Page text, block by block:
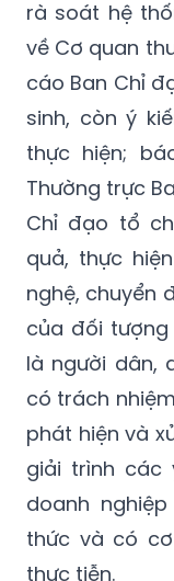
rà soát hệ
về Cơ quan
cáo Ban Chỉ
sinh, còn ý
thực hiện;
Thường trực
Chỉ đạo tổ
quả, thực
nghệ, chuyển
của đối
là người dân,
có trách
phát hiện và
giải trình các
doanh
thức và có
thực tiễn.